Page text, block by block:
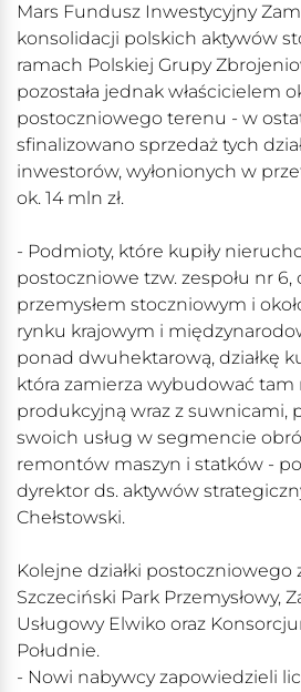
Mars Fundusz Inwestycyjny
konsolidacji polskich aktywów
ramach Polskiej Grupy
pozostała jednak właścicielem
postoczniowego terenu - w
sfinalizowano sprzedaż tych
inwestorów, wyłonionych w
ok. 14 mln zł.
- Podmioty, które kupiły
postoczniowe tzw. zespołu nr 6,
przemysłem stoczniowym i
rynku krajowym i
ponad dwuhektarową, działkę
która zamierza wybudować tam
produkcyjną wraz z suwnicami,
swoich usług w segmencie
remontów maszyn i statków -
dyrektor ds. aktywów
Chełstowski.
Kolejne działki postoczniowego
Szczeciński Park Przemysłowy,
Usługowy Elwiko oraz
Południe.
- Nowi nabywcy zapowiedzieli